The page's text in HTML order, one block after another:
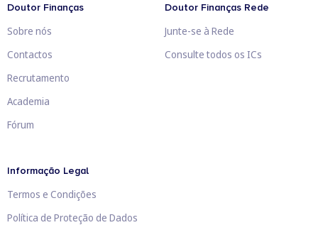
Doutor Finanças
Sobre nós
Contactos
Recrutamento
Academia
Fórum
Doutor Finanças Rede
Junte-se à Rede
Consulte todos os ICs
Informação Legal
Termos e Condições
Política de Proteção de Dados